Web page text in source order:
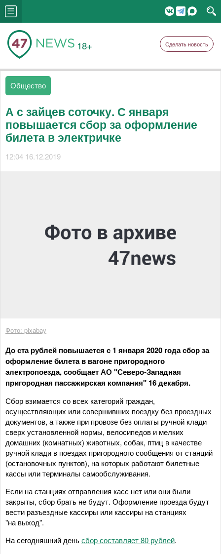
18+ Сделать новость
Общество
А с зайцев соточку. С января
повышается сбор за оформление
билета в электричке
12:04 16.12.2019
Фото: pixabay
До ста рублей повышается с 1 января 2020 года сбор за
оформление билета в вагоне пригородного
электропоезда, сообщает АО "Северо-Западная
пригородная пассажирская компания" 16 декабря.
Сбор взимается со всех категорий граждан,
осуществляющих или совершивших поездку без проездных
документов, а также при провозе без оплаты ручной клади
сверх установленной нормы, велосипедов и мелких
домашних (комнатных) животных, собак, птиц в качестве
ручной клади в поездах пригородного сообщения от станций
(остановочных пунктов), на которых работают билетные
кассы или терминалы самообслуживания.
Если на станциях отправления касс нет или они были
закрыты, сбор брать не будут. Оформление проезда будут
вести разъездные кассиры или кассиры на станциях
"на выход".
На сегодняшний деньсбор составляет 80 рублей.